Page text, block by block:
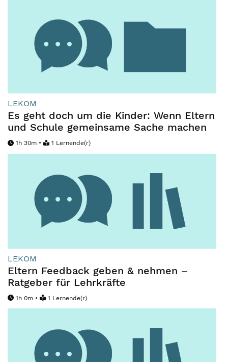
LEKOM
Es geht doch um die Kinder: Wenn Eltern
und Schule gemeinsame Sache machen
1h 30m • 1 Lernende(r)
LEKOM
Eltern Feedback geben & nehmen –
Ratgeber für Lehrkräfte
1h 0m • 1 Lernende(r)